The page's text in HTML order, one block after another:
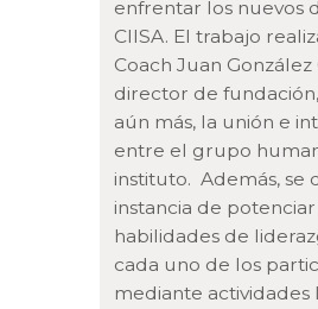
enfrentar los nuevos
CIISA. El trabajo
Coach Juan González
director de
aún más, la unión e
entre el grupo
instituto. Además, se
instancia de potenciar
habilidades de
cada uno de los
mediante actividades